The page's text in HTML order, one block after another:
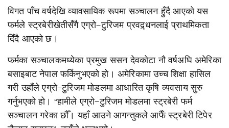
विगत पाँच वर्षदेखि व्यावसायिक रूपमा सञ्चालन हुँदै आएको यस
फर्मले स्ट्रबेरीखेतीसँगै एग्रो–टुरिजम प्रवद्र्धनलाई प्राथमिकता
दिँदै आएको छ।
फर्मका सञ्चालकमध्येका प्रमुख ससन देवकोटा नौ वर्षअघि अमेरिका
बसाइबाट नेपाल फर्किनुभएको हो। अमेरिकामा उच्च शिक्षा हासिल
गरी उहाँले एग्रो–टुरिजम मोडलमा आधारित कृषि व्यवसाय सुरु
गर्नुभएको हो। “हामीले एग्रो–टुरिजम मोडलमा स्ट्रबेरी फर्म
सञ्चालन गरेका छौँ। यहाँ आउने आगन्तुकले आफैँ स्ट्रबेरी टिपेर